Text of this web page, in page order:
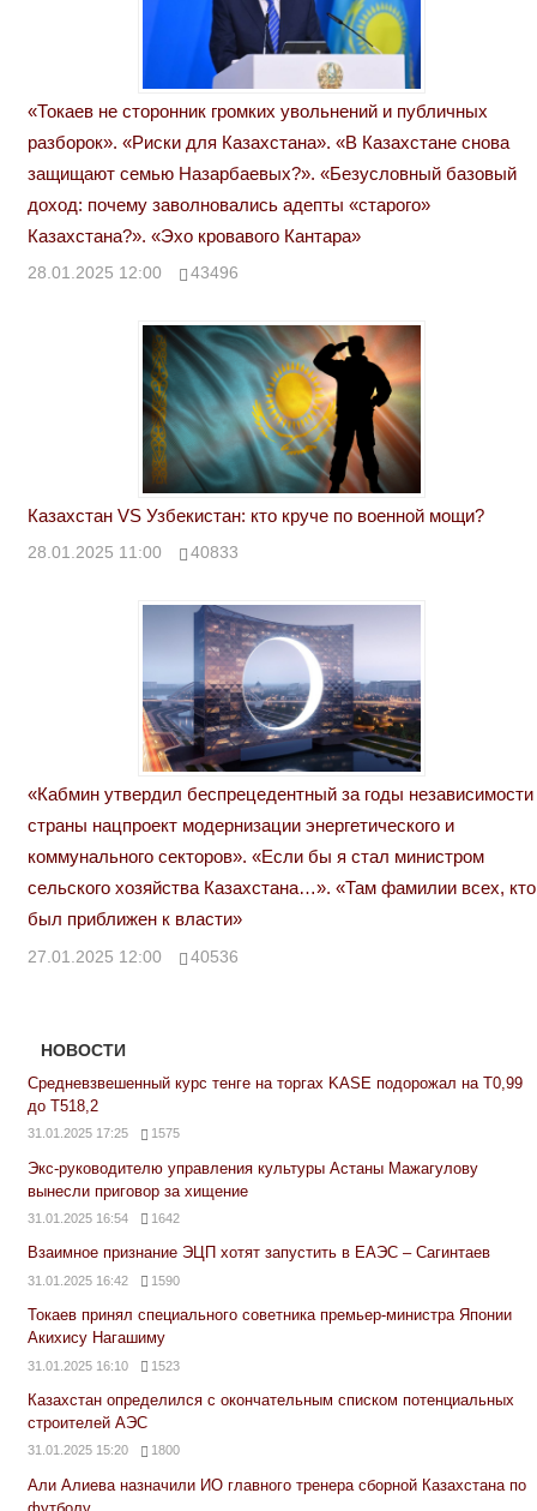
«Токаев не сторонник громких увольнений и публичных
разборок». «Риски для Казахстана». «В Казахстане снова
защищают семью Назарбаевых?». «Безусловный базовый
доход: почему заволновались адепты «старого»
Казахстана?». «Эхо кровавого Кантара»
28.01.2025 12:00 43496
Казахстан VS Узбекистан: кто круче по военной мощи?
28.01.2025 11:00 40833
«Кабмин утвердил беспрецедентный за годы независимости
страны нацпроект модернизации энергетического и
коммунального секторов». «Если бы я стал министром
сельского хозяйства Казахстана…». «Там фамилии всех, кто
был приближен к власти»
27.01.2025 12:00 40536
НОВОСТИ
Средневзвешенный курс тенге на торгах KASE подорожал на Т0,99
до Т518,2
31.01.2025 17:25 1575
Экс-руководителю управления культуры Астаны Мажагулову
вынесли приговор за хищение
31.01.2025 16:54 1642
Взаимное признание ЭЦП хотят запустить в ЕАЭС – Сагинтаев
31.01.2025 16:42 1590
Токаев принял специального советника премьер-министра Японии
Акихису Нагашиму
31.01.2025 16:10 1523
Казахстан определился с окончательным списком потенциальных
строителей АЭС
31.01.2025 15:20 1800
Али Алиева назначили ИО главного тренера сборной Казахстана по